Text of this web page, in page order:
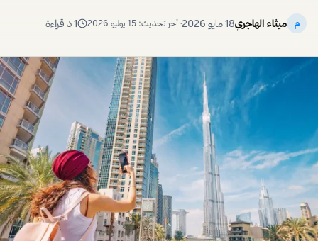
م ميثاء الهاجري18 مايو 2026 · آخر تحديث: 15 يوليو 2026 1د قراءة